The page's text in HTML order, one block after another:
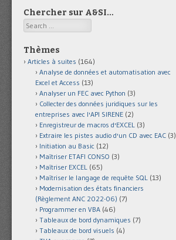
Chercher sur A&SI…
Search
Thèmes
Articles à suites (164)
Analyse de données et automatisation avec
Excel et Access (13)
Analyser un FEC avec Python (3)
Collecter des données juridiques sur les
entreprises avec l'API SIRENE (2)
Enregistreur de macros d'EXCEL (3)
Extraire les pistes audio d'un CD avec EAC (3)
Initiation au Basic (12)
Maîtriser ETAFI CONSO (3)
Maîtriser EXCEL (65)
Maîtriser le langage de requête SQL (13)
Modernisation des états financiers
(Règlement ANC 2022-06) (7)
Programmer en VBA (46)
Tableaux de bord dynamiques (7)
Tableaux de bord visuels (4)